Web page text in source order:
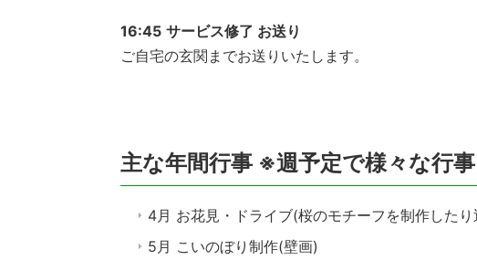
16:45 サービス修了 お送り
ご自宅の玄関までお送りいたします。
主な年間行事 ※週予定で様々な行
4月 お花見・ドライブ(桜のモチーフを制作した
5月 こいのぼり制作(壁画)